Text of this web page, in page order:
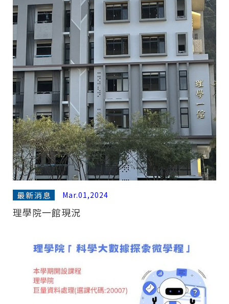
最新消息 Mar.01,2024
理學院一館現況